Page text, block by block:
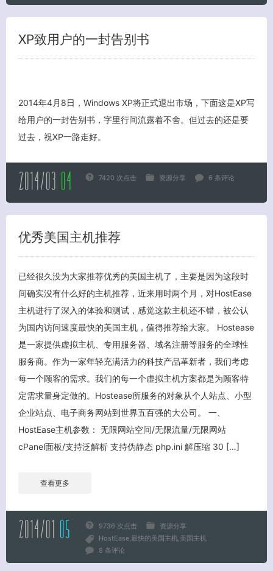
XP致用户的一封告别书
2014年4月8日，Windows XP将正式退出市场，下面这是XP写
给用户的一封告别书，字里行间流露着不舍。但过去的还是要
过去，祝XP一路走好。
2014/03 04 7420 次点击 资源分享 6 条评论
优秀美国主机推荐
已经很久没为大家推荐优秀的美国主机了，主要是因为这段时
间确实没有什么好的主机推荐，近来用时两个月，对HostEase
主机进行了深入的体验和测试，感觉这款主机还不错，被公认
为国内访问速度最快的美国主机，值得推荐给大家。 Hostease
是一家提供虚拟主机、专用服务器、域名注册等服务的全球性
服务商。作为一家年轻充满活力的科技产品革新者，我们考虑
每一个顾客的需求。我们的每一个虚拟主机方案都是为顾客特
定需求量身定做的。Hostease所服务的对象从个人站点、小型
企业站点、电子商务网站到世界五百强的大公司。 一、
HostEase主机参数： 无限网站空间/无限流量/无限网站
cPanel面板/支持泛解析 支持伪静态 php.ini 解压缩 30 […]
查看更多
2014/01 05 9736 次点击
资源分享
HostEase 最快的美国主机 美国主机
8 条评论
关闭弹窗